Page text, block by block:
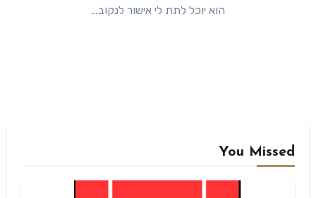
הוא יוכל לתת לי אישור לנקוב…
You Missed